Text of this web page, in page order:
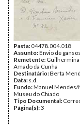
Pasta:04478.004.018
Assunto:Envio de
Remetente: Guilhermina
Amado da Cunha
Destinatário:Berta
Data: s.d.
Fundo:Manuel Mendes/
Museu do Chiado
Tipo Documental:
Página(s):3